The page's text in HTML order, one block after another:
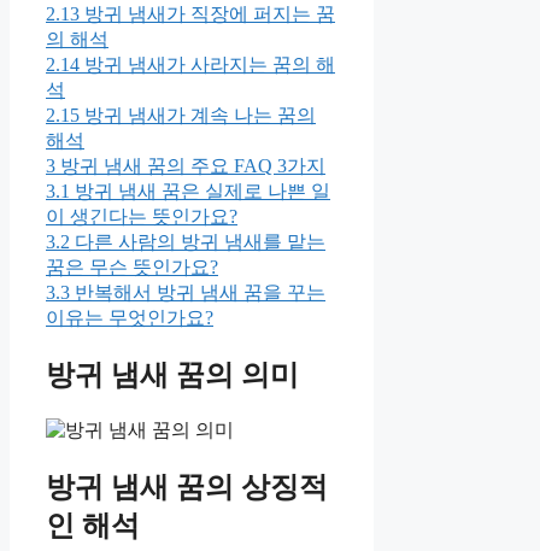
2.13 방귀 냄새가 직장에 퍼지는 꿈
의 해석
2.14 방귀 냄새가 사라지는 꿈의 해
석
2.15 방귀 냄새가 계속 나는 꿈의
해석
3 방귀 냄새 꿈의 주요 FAQ 3가지
3.1 방귀 냄새 꿈은 실제로 나쁜 일
이 생긴다는 뜻인가요?
3.2 다른 사람의 방귀 냄새를 맡는
꿈은 무슨 뜻인가요?
3.3 반복해서 방귀 냄새 꿈을 꾸는
이유는 무엇인가요?
방귀 냄새 꿈의 의미
방귀 냄새 꿈의 상징적
인 해석